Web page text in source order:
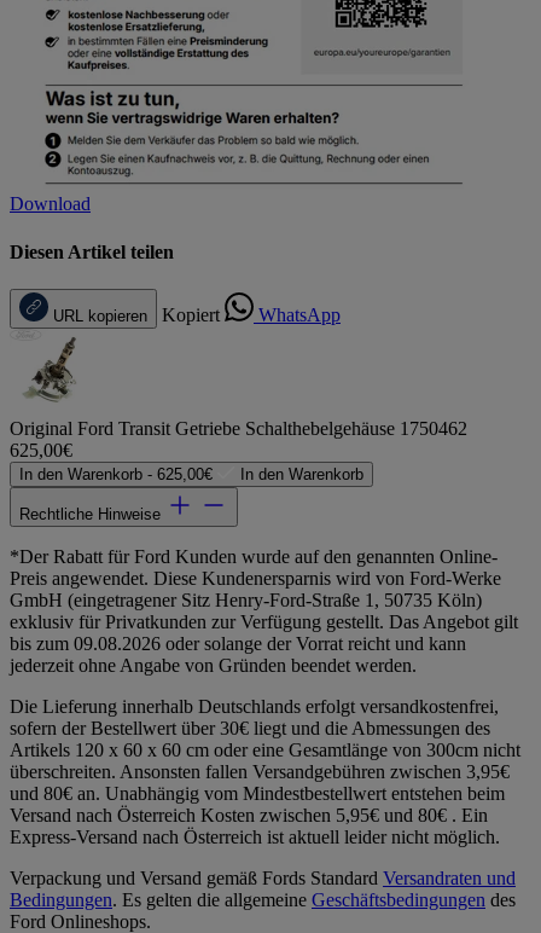
Download
Diesen Artikel teilen
URL kopieren Kopiert WhatsApp
Original Ford Transit Getriebe Schalthebelgehäuse 1750462
625,00€
In den Warenkorb - 625,00€ In den Warenkorb
Rechtliche Hinweise
*Der Rabatt für Ford Kunden wurde auf den genannten Online-
Preis angewendet. Diese Kundenersparnis wird von Ford-Werke
GmbH (eingetragener Sitz Henry-Ford-Straße 1, 50735 Köln)
exklusiv für Privatkunden zur Verfügung gestellt. Das Angebot gilt
bis zum 09.08.2026 oder solange der Vorrat reicht und kann
jederzeit ohne Angabe von Gründen beendet werden.
Die Lieferung innerhalb Deutschlands erfolgt versandkostenfrei,
sofern der Bestellwert über 30€ liegt und die Abmessungen des
Artikels 120 x 60 x 60 cm oder eine Gesamtlänge von 300cm nicht
überschreiten. Ansonsten fallen Versandgebühren zwischen 3,95€
und 80€ an. Unabhängig vom Mindestbestellwert entstehen beim
Versand nach Österreich Kosten zwischen 5,95€ und 80€ . Ein
Express-Versand nach Österreich ist aktuell leider nicht möglich.
Verpackung und Versand gemäß Fords Standard Versandraten und
Bedingungen. Es gelten die allgemeine Geschäftsbedingungen des
Ford Onlineshops.